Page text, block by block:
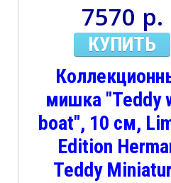
7570 р.
КУПИТЬ
мишка "Teddy
boat", 10 см,
Edition
Teddy